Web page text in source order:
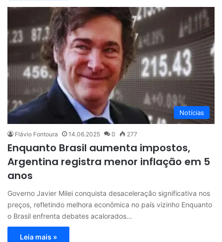
Notícias
Flávio Fontoura 14.06.2025 0 277
Enquanto Brasil aumenta impostos,
Argentina registra menor inflação em 5
anos
Governo Javier Milei conquista desaceleração significativa nos
preços, refletindo melhora econômica no país vizinho Enquanto
o Brasil enfrenta debates acalorados…
Leia mais »